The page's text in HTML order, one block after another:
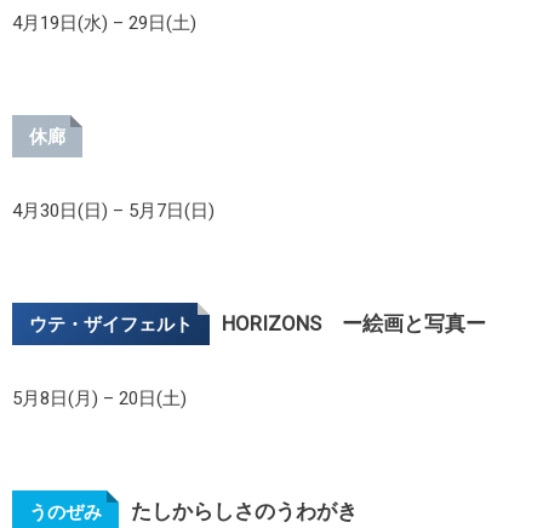
4月19日(水) – 29日(土)
休廊
4月30日(日) – 5月7日(日)
ウテ・ザイフェルト HORIZONS ー絵画と写真ー
5月8日(月) – 20日(土)
うのぜみ たしからしさのうわがき